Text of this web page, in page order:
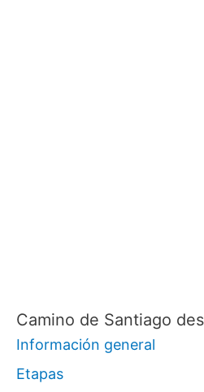
Camino de Santiago
Información general
Etapas